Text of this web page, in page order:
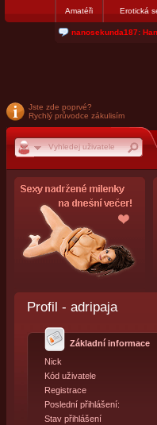
Amatéři Erotická
jjoseff: Najde se par,
Jste zde poprvé?
Rychlý průvodce zákulisím
Profil - adripaja
Základní informace
Nick
Kód uživatele
Registrace
Poslední přihlášení:
Stav přihlášení